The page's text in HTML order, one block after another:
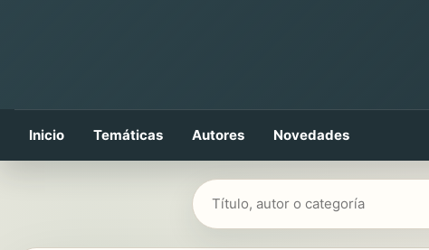
Inicio Temáticas Autores Novedades
Buscar libros